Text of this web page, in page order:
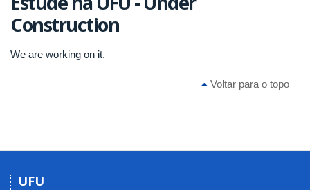
Construction
We are working on it.
Voltar para o topo
UFU